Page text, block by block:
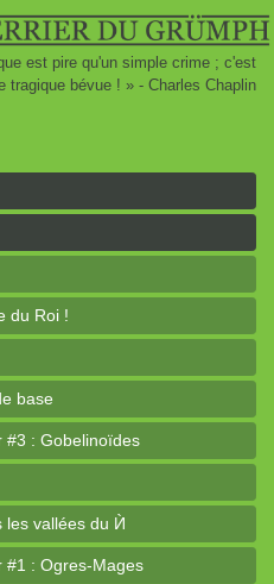
est pire qu'un simple crime ; c'est
tragique bévue ! » - Charles Chaplin
du Roi !
base
#3 : Gobelinoïdes
les vallées du Ѝ
#1 : Ogres-Mages